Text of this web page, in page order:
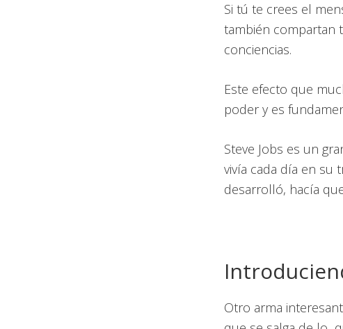
Si tú te crees el
también compartan
conciencias.
Este efecto que
poder y es
Steve Jobs es un
vivía cada día en su
desarrolló, hacía
Otro arma